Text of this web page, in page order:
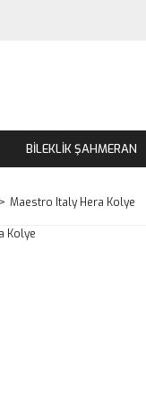
BİLEKLİK ŞAHMERAN
Maestro Italy Hera Kolye